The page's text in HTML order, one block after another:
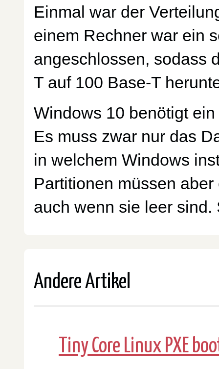
Einmal war der
einem Rechner war ein
angeschlossen, sodass
T auf 100 Base-T
Windows 10 benötigt
Es muss zwar nur das
in welchem Windows
Partitionen müssen
auch wenn sie leer
Andere Artikel
Tiny Core Linux PXE